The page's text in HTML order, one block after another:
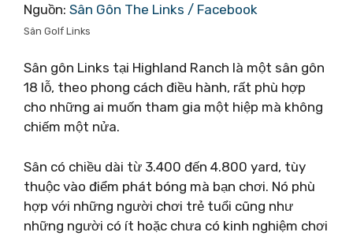
Nguồn: Sân Gôn The Links / Facebook
Sân Golf Links
Sân gôn Links tại Highland Ranch là một sân gôn
18 lỗ, theo phong cách điều hành, rất phù hợp
cho những ai muốn tham gia một hiệp mà không
chiếm một nửa.
Sân có chiều dài từ 3.400 đến 4.800 yard, tùy
thuộc vào điểm phát bóng mà bạn chơi. Nó phù
hợp với những người chơi trẻ tuổi cũng như
những người có ít hoặc chưa có kinh nghiệm chơi